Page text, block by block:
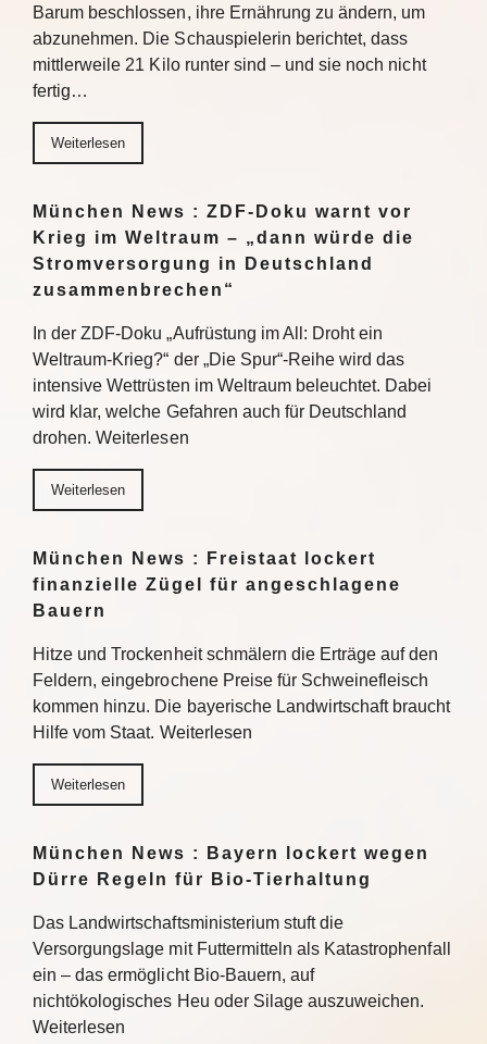
Barum beschlossen, ihre Ernährung zu ändern, um
abzunehmen. Die Schauspielerin berichtet, dass
mittlerweile 21 Kilo runter sind – und sie noch nicht
fertig…
Weiterlesen
München News : ZDF-Doku warnt vor
Krieg im Weltraum – „dann würde die
Stromversorgung in Deutschland
zusammenbrechen“
In der ZDF-Doku „Aufrüstung im All: Droht ein
Weltraum-Krieg?“ der „Die Spur“-Reihe wird das
intensive Wettrüsten im Weltraum beleuchtet. Dabei
wird klar, welche Gefahren auch für Deutschland
drohen. Weiterlesen
Weiterlesen
München News : Freistaat lockert
finanzielle Zügel für angeschlagene
Bauern
Hitze und Trockenheit schmälern die Erträge auf den
Feldern, eingebrochene Preise für Schweinefleisch
kommen hinzu. Die bayerische Landwirtschaft braucht
Hilfe vom Staat. Weiterlesen
Weiterlesen
München News : Bayern lockert wegen
Dürre Regeln für Bio-Tierhaltung
Das Landwirtschaftsministerium stuft die
Versorgungslage mit Futtermitteln als Katastrophenfall
ein – das ermöglicht Bio-Bauern, auf
nichtökologisches Heu oder Silage auszuweichen.
Weiterlesen